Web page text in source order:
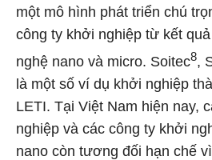
một mô hình phát triển chú
công ty khởi nghiệp từ kết
nghệ nano và micro. Soitec8,
là một số ví dụ khởi nghiệp
LETI. Tại Việt Nam hiện nay,
nghiệp và các công ty khởi
nano còn tương đối hạn chế